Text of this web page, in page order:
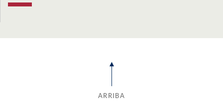
ARRIBA